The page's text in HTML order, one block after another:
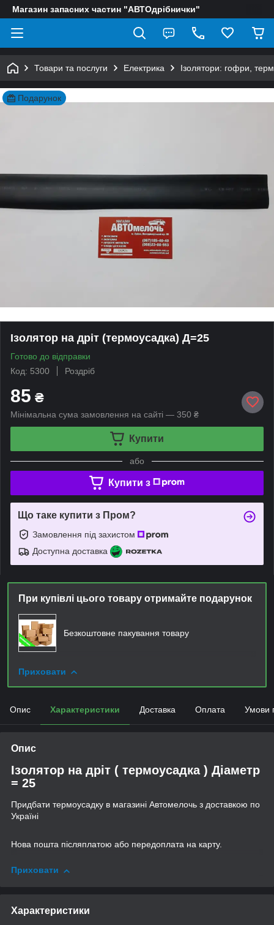
Магазин запасних частин "АВТОдрібнички"
Товари та послуги Електрика Ізолятори: гофри,
Подарунок
Ізолятор на дріт (термоусадка) Д=25
Готово до відправки
Код: 5300
Роздріб
85 ₴
Мінімальна сума замовлення на сайті — 350 ₴
Купити
або
Купити з
Що таке купити з Пром?
Замовлення під захистом
Доступна доставка
При купівлі цього товару отримайте подарунок
Безкоштовне пакування товару
Приховати
Опис Характеристики Доставка Оплата Умови
Опис
Ізолятор на дріт ( термоусадка ) Діаметр
= 25
Придбати термоусадку в магазині Автомелочь з доставкою по
Україні
Нова пошта післяплатою або передоплата на карту.
Приховати
Характеристики